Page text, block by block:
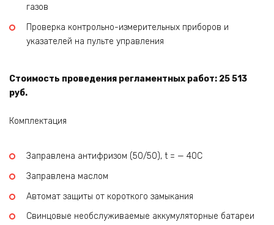
газов
Проверка контрольно-измерительных приборов и
указателей на пульте управления
Стоимость проведения регламентных работ: 25 513
руб.
Комплектация
Заправлена антифризом (50/50), t = — 40C
Заправлена маслом
Автомат защиты от короткого замыкания
Свинцовые необслуживаемые аккумуляторные батареи